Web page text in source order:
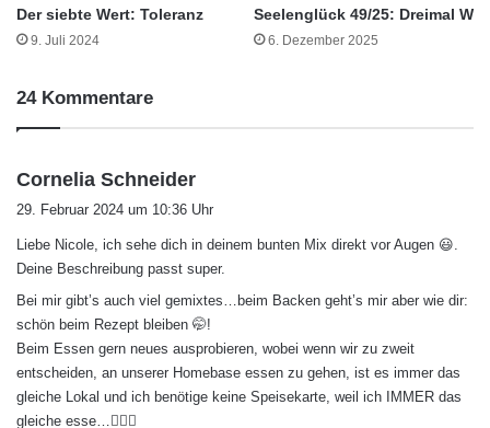
Der siebte Wert: Toleranz
9. Juli 2024
Seelenglück 49/25: Dreimal W
6. Dezember 2025
24 Kommentare
Cornelia Schneider
t
:
29. Februar 2024 um 10:36 Uhr
Liebe Nicole, ich sehe dich in deinem bunten Mix direkt vor Augen 😃.
Deine Beschreibung passt super.
Bei mir gibt’s auch viel gemixtes…beim Backen geht’s mir aber wie dir:
schön beim Rezept bleiben 🤭!
Beim Essen gern neues ausprobieren, wobei wenn wir zu zweit
entscheiden, an unserer Homebase essen zu gehen, ist es immer das
gleiche Lokal und ich benötige keine Speisekarte, weil ich IMMER das
gleiche esse…🤦🏼‍♀️